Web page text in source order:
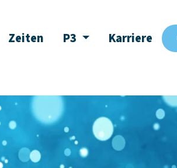
Zeiten P3 Karriere